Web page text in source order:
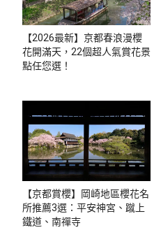
【2026最新】京都春浪漫櫻
花開滿天，22個超人氣賞花景
點任您選！
【京都賞櫻】岡崎地區櫻花名
所推薦3選：平安神宮、蹴上
鐵道、南禪寺